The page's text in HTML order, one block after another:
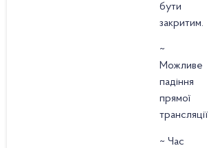
бути
закритим.
~
Можливе
падіння
прямої
трансляції
~ Час